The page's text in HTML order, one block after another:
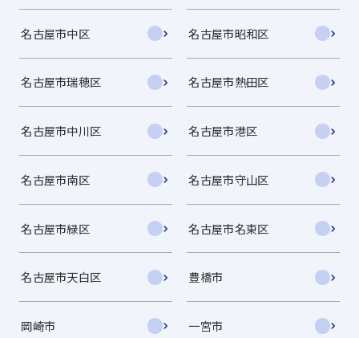
名古屋市中区 名古屋市昭和区
名古屋市瑞穂区 名古屋市熱田区
名古屋市中川区 名古屋市港区
名古屋市南区 名古屋市守山区
名古屋市緑区 名古屋市名東区
名古屋市天白区 豊橋市
岡崎市 一宮市